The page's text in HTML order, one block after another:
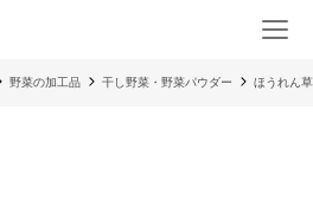
野菜の加工品 干し野菜・野菜パウダー ほうれん